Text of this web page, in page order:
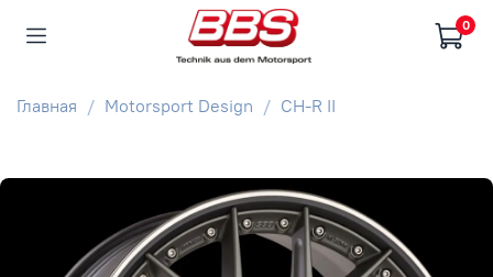
0
Главная Motorsport Design CH-R II